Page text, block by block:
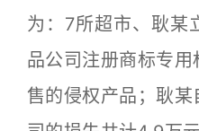
为：7所超市、耿某
品公司注册商标专
售的侵权产品；耿